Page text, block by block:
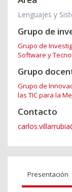
Lenguajes y
Grupo de
Grupo de
Software y
Grupo
Grupo de
las TIC para la
Contacto
Presentación